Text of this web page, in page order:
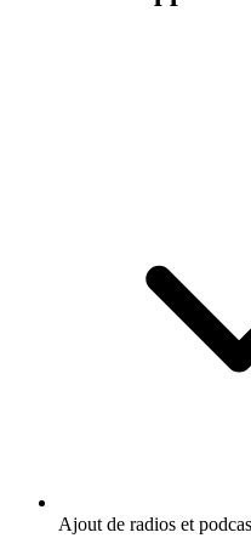
Ajout de radios et